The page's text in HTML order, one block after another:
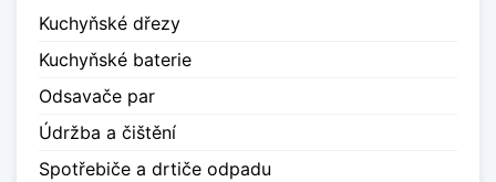
Kuchyňské dřezy
Kuchyňské baterie
Odsavače par
Údržba a čištění
Spotřebiče a drtiče odpadu